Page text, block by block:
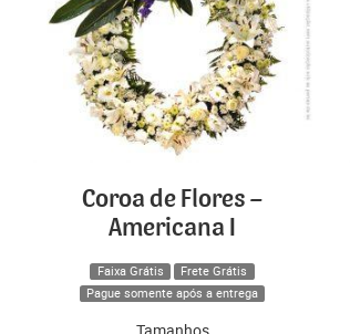
Coroa de Flores –
Americana I
Faixa Grátis
Frete Grátis
Pague somente após a entrega